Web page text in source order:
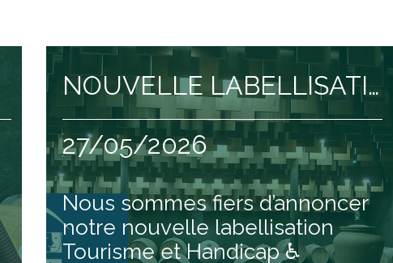
NOUVELLE
27/05/2026
Nous sommes fiers d’annoncer
notre nouvelle labellisation
Tourisme et Handicap ♿